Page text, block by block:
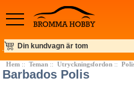
Din kundvagn är tom
Hem:: Teman:: Utryckningsfordon::
Barbados Polis